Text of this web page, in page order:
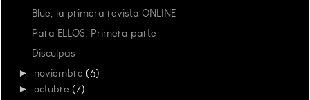
Blue, la primera revista ONLINE
Para ELLOS. Primera parte
Disculpas
► noviembre (6)
► octubre (7)